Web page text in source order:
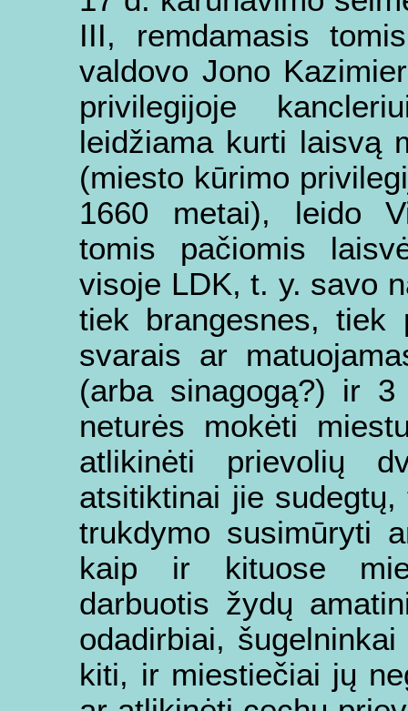
III, remdamasis
valdovo Jono
privilegijoje
leidžiama kurti laisvą
(miesto kūrimo
1660 metai), leido
tomis pačiomis
visoje LDK, t. y. savo
tiek brangesnes, tiek
svarais ar
(arba sinagogą?) ir
neturės mokėti
atlikinėti prievolių
atsitiktinai jie
trukdymo susimūryti
kaip ir kituose
darbuotis žydų
odadirbiai,
kiti, ir miestiečiai jų